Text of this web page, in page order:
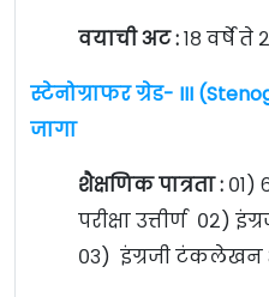
वयाची अट :१८ वर्षे ते
स्टेनोग्राफर ग्रेड- III
जागा
शैक्षणिक पात्रता : ०१)
परीक्षा उत्तीर्ण ०२)
०३) इंग्रजी टंकलेखन